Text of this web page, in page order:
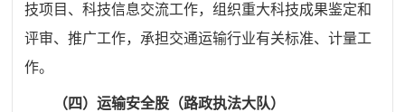
技项目、科技信息交流工作，组织重大科技成果鉴定和
评审、推广工作，承担交通运输行业有关标准、计量工
作。
（四）运输安全股（路政执法大队）